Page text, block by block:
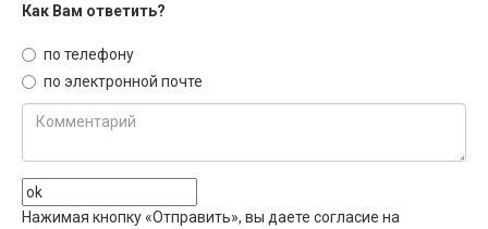
Как Вам ответить?
по телефону
по электронной почте
Нажимая кнопку «Отправить», вы даете согласие на